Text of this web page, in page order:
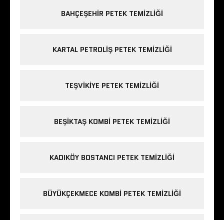
BAHÇEŞEHIR PETEK TEMIZLIĞI
KARTAL PETROLIŞ PETEK TEMIZLIĞI
TEŞVIKIYE PETEK TEMIZLIĞI
BEŞIKTAŞ KOMBI PETEK TEMIZLIĞI
KADIKÖY BOSTANCI PETEK TEMIZLIĞI
BÜYÜKÇEKMECE KOMBI PETEK TEMIZLIĞI